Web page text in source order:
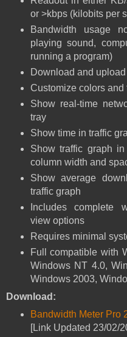
or >kbps (kilobits per
Bandwidth usage
playing sound,
running a program)
Download and
Customize colors and
Show real-time
tray
Show time in traffic
Show traffic graph
column width and
Show average
traffic graph
Includes complete
view options
Requires minimal
Full compatible with
Windows NT 4.0,
Windows 2003,
Download:
Bandwidth Meter Pro
[Link Updated 23/02/